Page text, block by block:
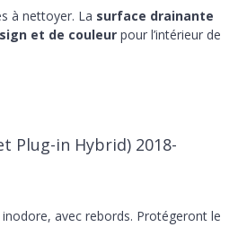
à nettoyer. La surface drainante
et de couleurpour l’intérieur de
Plug-in Hybrid) 2018-
avec rebords. Protégeront le